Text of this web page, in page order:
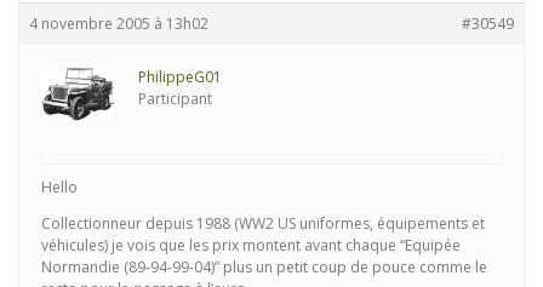
4 novembre 2005 à 13h02 #30549
PhilippeG01
Participant
Hello
Collectionneur depuis 1988 (WW2 US uniformes, équipements et
véhicules) je vois que les prix montent avant chaque “Equipée
Normandie (89-94-99-04)” plus un petit coup de pouce comme le